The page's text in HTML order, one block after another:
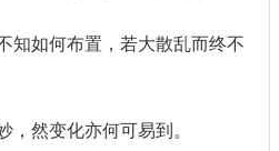
知如何布置，若大散乱而终不
然变化亦何可易到。